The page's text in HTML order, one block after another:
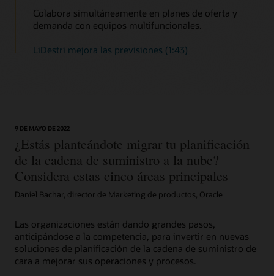
seguimiento de las mejoras por segmento.
según la configuración más reciente de demanda, oferta y
políticas.
Lee el resumen de la solución de planificación de
Colabora simultáneamente en planes de oferta y
demanda con equipos multifuncionales.
LiDestri mejora las previsiones (1:43)
9 DE MAYO DE 2022
¿Estás planteándote migrar tu planificación
de la cadena de suministro a la nube?
Considera estas cinco áreas principales
Daniel Bachar, director de Marketing de productos, Oracle
Las organizaciones están dando grandes pasos,
anticipándose a la competencia, para invertir en nuevas
soluciones de planificación de la cadena de suministro de
cara a mejorar sus operaciones y procesos.